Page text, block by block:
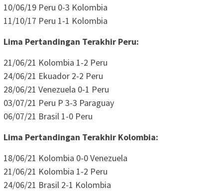
10/06/19 Peru 0-3 Kolombia
11/10/17 Peru 1-1 Kolombia
Lima Pertandingan Terakhir Peru:
21/06/21 Kolombia 1-2 Peru
24/06/21 Ekuador 2-2 Peru
28/06/21 Venezuela 0-1 Peru
03/07/21 Peru P 3-3 Paraguay
06/07/21 Brasil 1-0 Peru
Lima Pertandingan Terakhir Kolombia:
18/06/21 Kolombia 0-0 Venezuela
21/06/21 Kolombia 1-2 Peru
24/06/21 Brasil 2-1 Kolombia